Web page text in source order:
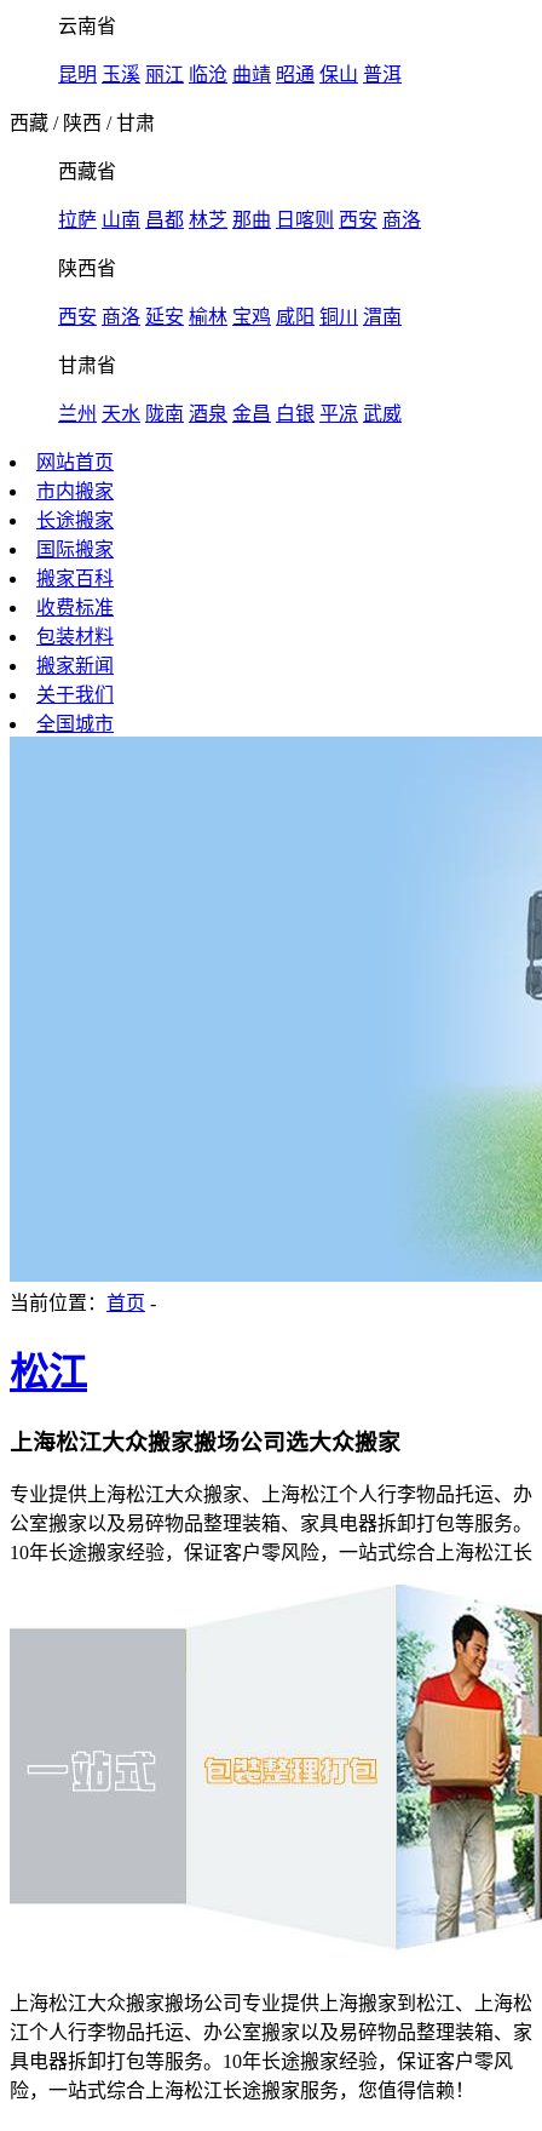
云南省
昆明 玉溪 丽江 临沧 曲靖 昭通 保山 普洱
西藏 / 陕西 /甘肃
西藏省
拉萨 山南 昌都 林芝 那曲 日喀则 西安 商洛
陕西省
西安 商洛 延安 榆林 宝鸡 咸阳 铜川 渭南
甘肃省
兰州 天水 陇南 酒泉 金昌 白银 平凉 武威
网站首页
市内搬家
长途搬家
国际搬家
搬家百科
收费标准
包装材料
搬家新闻
关于我们
全国城市
当前位置： 首页 -
松江
上海松江大众搬家搬场公司选大众搬家
专业提供上海松江大众搬家、上海松江个人行李物品托运、办
公室搬家以及易碎物品整理装箱、家具电器拆卸打包等服务。
10年长途搬家经验，保证客户零风险，一站式综合上海松江长
上海松江大众搬家搬场公司专业提供上海搬家到松江、上海松
江个人行李物品托运、办公室搬家以及易碎物品整理装箱、家
具电器拆卸打包等服务。10年长途搬家经验，保证客户零风
险，一站式综合上海松江长途搬家服务，您值得信赖！